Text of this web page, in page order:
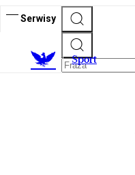
Serwisy
Sport